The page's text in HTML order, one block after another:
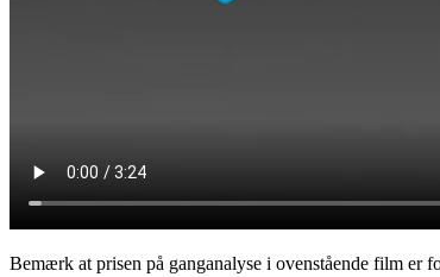
Bemærk at prisen på ganganalyse i ovenstående film er